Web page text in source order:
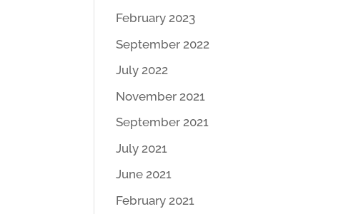
February 2023
September 2022
July 2022
November 2021
September 2021
July 2021
June 2021
February 2021